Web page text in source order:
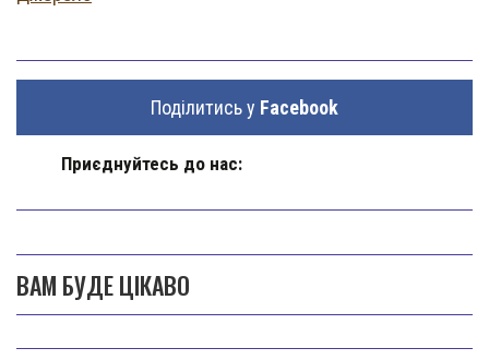
Поділитись у Facebook
Приєднуйтесь до нас:
ВАМ БУДЕ ЦІКАВО